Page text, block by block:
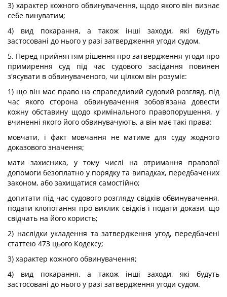
3) характер кожного обвинувачення, щодо якого він визнає
себе винуватим;
4) вид покарання, а також інші заходи, які будуть
застосовані до нього у разі затвердження угоди судом.
5. Перед прийняттям рішення про затвердження угоди про
примирення суд під час судового засідання повинен
з'ясувати в обвинуваченого, чи цілком він розуміє:
1) що він має право на справедливий судовий розгляд, під
час якого сторона обвинувачення зобов'язана довести
кожну обставину щодо кримінального правопорушення, у
вчиненні якого його обвинувачують, а він має такі права:
мовчати, і факт мовчання не матиме для суду жодного
доказового значення;
мати захисника, у тому числі на отримання правової
допомоги безоплатно у порядку та випадках, передбачених
законом, або захищатися самостійно;
допитати під час судового розгляду свідків обвинувачення,
подати клопотання про виклик свідків і подати докази, що
свідчать на його користь;
2) наслідки укладення та затвердження угод, передбачені
статтею 473 цього Кодексу;
3) характер кожного обвинувачення;
4) вид покарання, а також інші заходи, які будуть
застосовані до нього у разі затвердження угоди судом.